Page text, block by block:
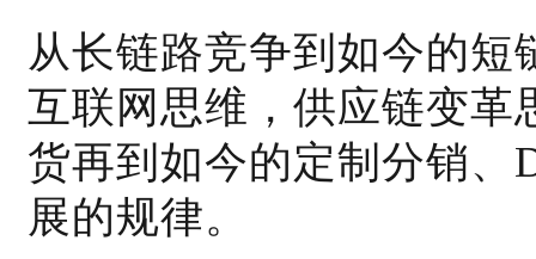
从长链路竞争到如今的
互联网思维，供应链变革
货再到如今的定制分销、
展的规律。